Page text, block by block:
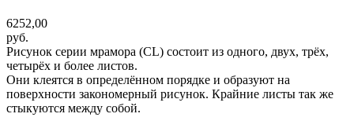
6252,00
руб.
Рисунок серии мрамора (CL) состоит из одного, двух, трёх,
четырёх и более листов.
Они клеятся в определённом порядке и образуют на
поверхности закономерный рисунок. Крайние листы так же
стыкуются между собой.